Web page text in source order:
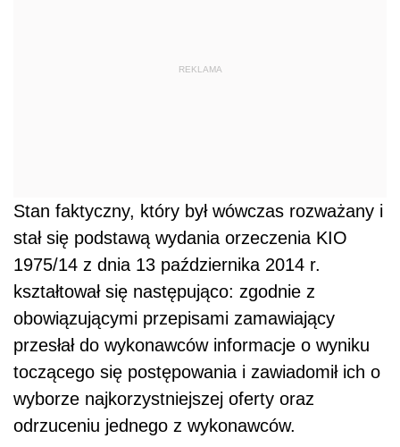
REKLAMA
Stan faktyczny, który był wówczas rozważany i
stał się podstawą wydania orzeczenia KIO
1975/14 z dnia 13 października 2014 r.
kształtował się następująco: zgodnie z
obowiązującymi przepisami zamawiający
przesłał do wykonawców informacje o wyniku
toczącego się postępowania i zawiadomił ich o
wyborze najkorzystniejszej oferty oraz
odrzuceniu jednego z wykonawców.